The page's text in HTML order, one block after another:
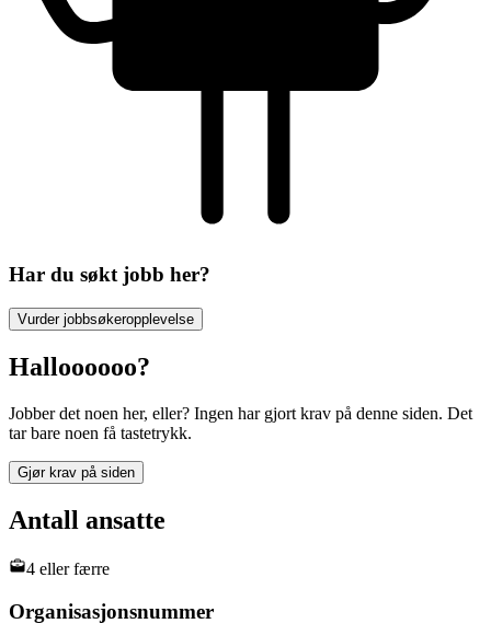
Har du søkt jobb her?
Vurder jobbsøkeropplevelse
Halloooooo?
Jobber det noen her, eller? Ingen har gjort krav på denne siden. Det
tar bare noen få tastetrykk.
Gjør krav på siden
Antall ansatte
4 eller færre
Organisasjonsnummer